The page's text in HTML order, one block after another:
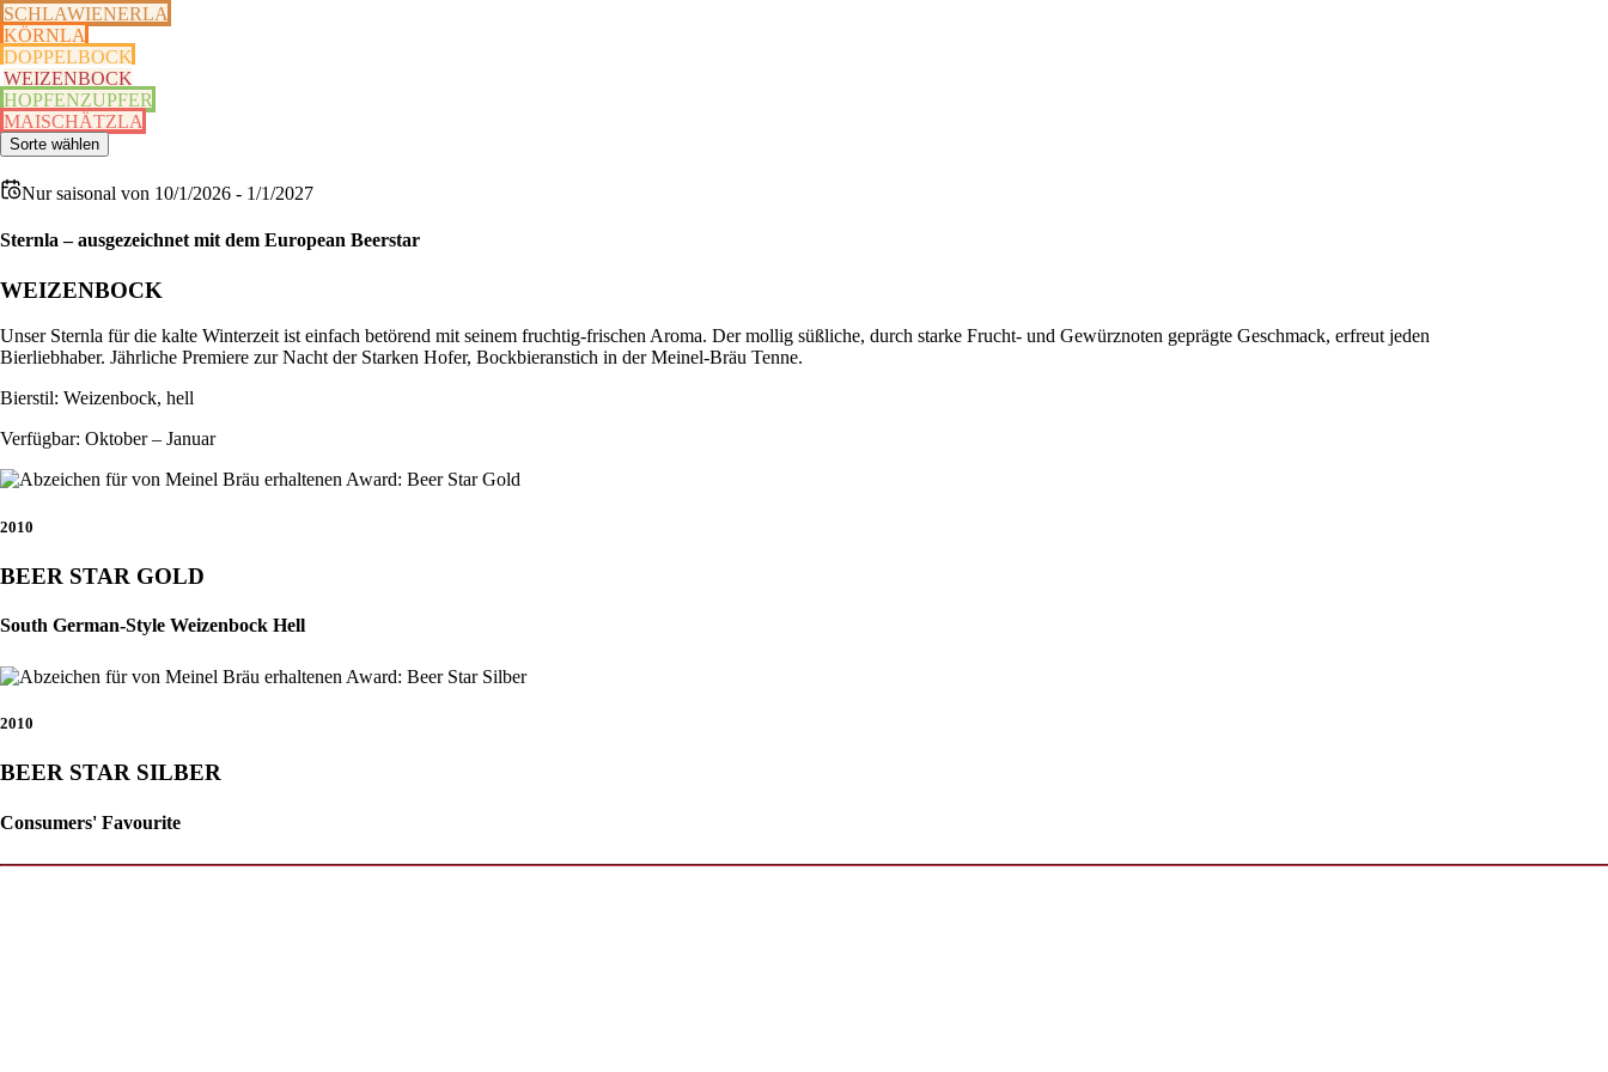
SCHLAWIENERLA
KÖRNLA
DOPPELBOCK
WEIZENBOCK
HOPFENZUPFER
MAISCHÄTZLA
Sorte wählen
Nur saisonal von 10/1/2026 - 1/1/2027
Sternla – ausgezeichnet mit dem European Beerstar
WEIZENBOCK
Unser Sternla für die kalte Winterzeit ist einfach betörend mit seinem fruchtig-frischen Aroma. Der mollig süßliche, durch starke Frucht- und Gewürznoten geprägte Geschmack, erfreut jeden
Bierliebhaber. Jährliche Premiere zur Nacht der Starken Hofer, Bockbieranstich in der Meinel-Bräu Tenne.
Bierstil: Weizenbock, hell
Verfügbar: Oktober – Januar
2010
BEER STAR GOLD
South German-Style Weizenbock Hell
2010
BEER STAR SILBER
Consumers' Favourite